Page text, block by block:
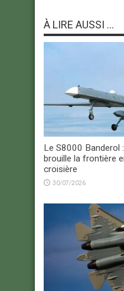
À LIRE AUSSI ...
Le S8000 Banderol
brouille la frontière
croisière
30/07/2026